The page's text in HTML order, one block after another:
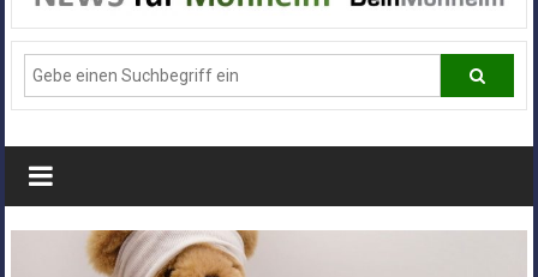
News
aus
Deiner
Stadt
Monheim